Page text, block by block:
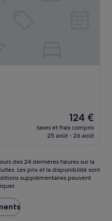
Le
nouveau
prix
124 €
124 €
taxes et frais compris
25 août - 26 août
des 24 dernières heures sur la
Les prix et la disponibilité sont
supplémentaires peuvent